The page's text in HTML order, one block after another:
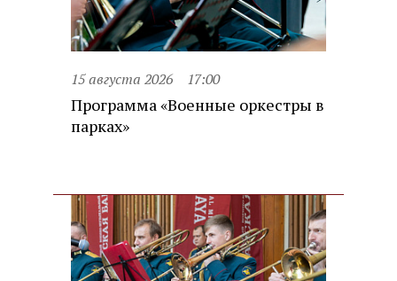
15 августа 2026 17:00
Программа «Военные оркестры в
парках»